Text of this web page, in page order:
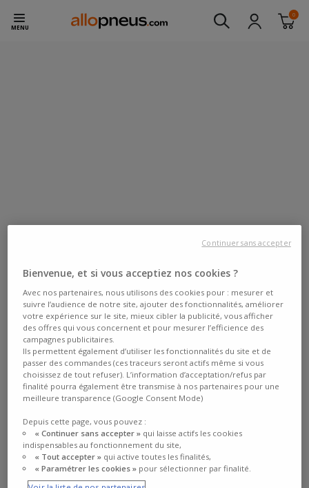
MENU
0
Bienvenue, et si vous acceptiez nos cookies ?
Avec nos partenaires, nous utilisons des cookies pour : mesurer et
suivre l’audience de notre site, ajouter des fonctionnalités, améliorer
votre expérience sur le site, mieux cibler la publicité, vous afficher
des offres qui vous concernent et pour mesurer l’efficience des
campagnes publicitaires.
Ils permettent également d’utiliser les fonctionnalités du site et de
passer des commandes (ces traceurs seront actifs même si vous
choisissez de tout refuser). L’information d’acceptation/refus par
finalité pourra également être transmise à nos partenaires pour une
meilleure transparence (Google Consent Mode)
Depuis cette page, vous pouvez :
« Continuer sans accepter »qui laisse actifs les cookies
indispensables au fonctionnement du site,
« Tout accepter »qui active toutes les finalités,
« Paramétrer les cookies »pour sélectionner par finalité.
Continuer sans accepter